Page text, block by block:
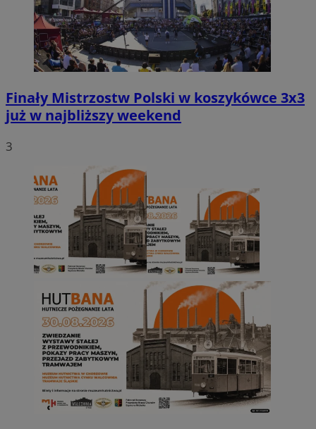
Finały Mistrzostw Polski w koszykówce 3x3
już w najbliższy weekend
3